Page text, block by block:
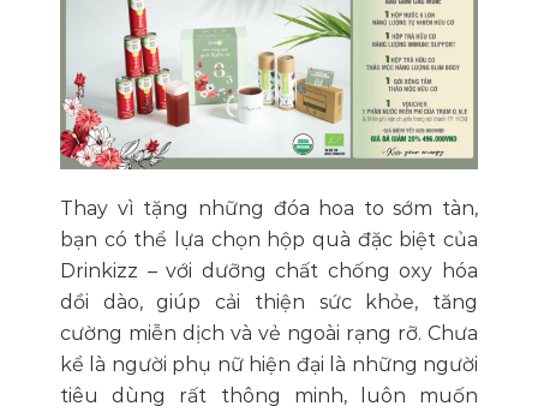
Thay vì tặng những đóa hoa to sớm tàn,
bạn có thể lựa chọn hộp quà đặc biệt của
Drinkizz – với dưỡng chất chống oxy hóa
dồi dào, giúp cải thiện sức khỏe, tăng
cường miễn dịch và vẻ ngoài rạng rỡ. Chưa
kể là người phụ nữ hiện đại là những người
tiêu dùng rất thông minh, luôn muốn